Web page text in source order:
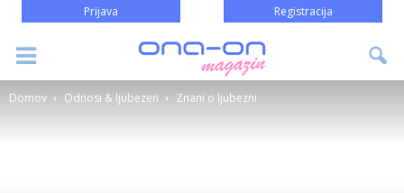
Prijava Registracija
Domov Odnosi & ljubezen Znani o ljubezni